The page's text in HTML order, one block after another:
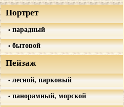
Портрет
парадный
бытовой
Пейзаж
лесной, парковый
панорамный, морской